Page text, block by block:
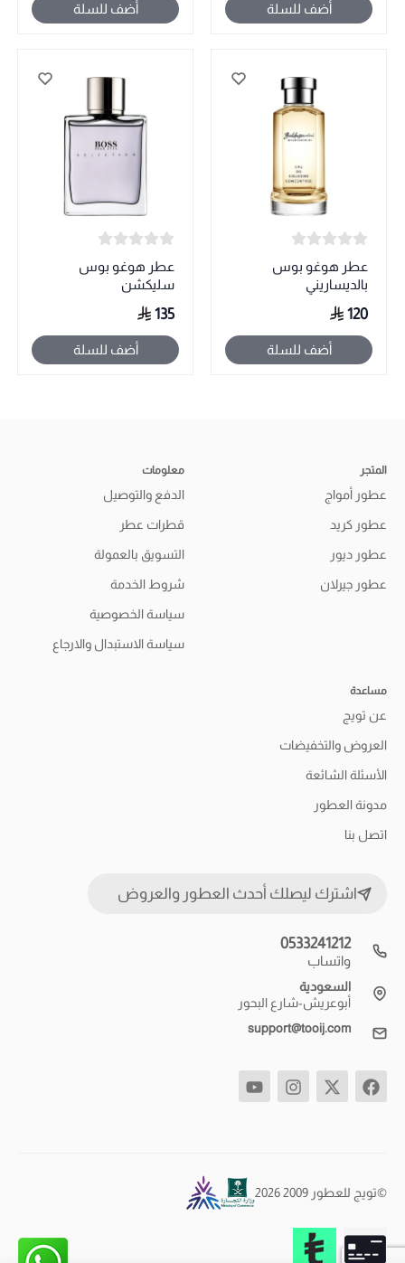
أضف للسلة أضف للسلة
عطر هوغو بوس
بالديساريني
120
أضف للسلة
عطر هوغو بوس
سليكشن
135
أضف للسلة
المتجر
عطور أمواج
عطور كريد
عطور ديور
عطور جيرلان
معلومات
الدفع والتوصيل
قطرات عطر
التسويق بالعمولة
شروط الخدمة
سياسة الخصوصية
سياسة الاستبدال والارجاع
مساعدة
عن تويج
العروض والتخفيضات
الأسئلة الشائعة
مدونة العطور
اتصل بنا
اشترك ليصلك أحدث العطور والعروض
0533241212
واتساب
السعودية
أبوعريش-شارع البحور
support@tooij.com
©تويج للعطور 2009 2026